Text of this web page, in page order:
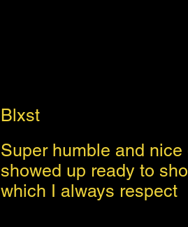
Blxst
Super humble and nice
showed up ready to
which I always respect